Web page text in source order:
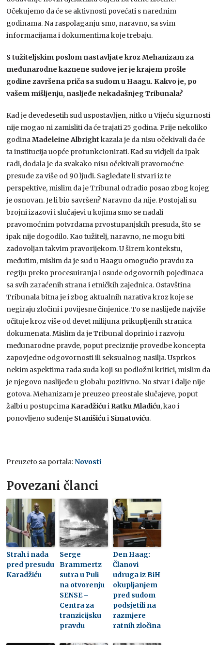
Očekujemo da će se aktivnosti povećati s narednim
godinama. Na raspolaganju smo, naravno, sa svim
informacijama i dokumentima koje trebaju.
S tužiteljskim poslom nastavljate kroz Mehanizam za
međunarodne kaznene sudove jer je krajem prošle
godine završena priča sa sudom u Haagu. Kakvo je, po
vašem mišljenju, nasljeđe nekadašnjeg Tribunala?
Kad je devedesetih sud uspostavljen, nitko u Vijeću sigurnosti
nije mogao ni zamisliti da će trajati 25 godina. Prije nekoliko
godinaMadeleine Albright kazala je da nisu očekivali da će
ta institucija uopće profunkcionirati. Kad su vidjeli da ipak
radi, dodala je da svakako nisu očekivali pravomoćne
presude za više od 90 ljudi. Sagledate li stvari iz te
perspektive, mislim da je Tribunal odradio posao zbog kojeg
je osnovan. Je li bio savršen? Naravno da nije. Postojali su
brojni izazovi i slučajevi u kojima smo se nadali
pravomoćnim potvrdama prvostupanjskih presuda, što se
ipak nije dogodilo. Kao tužitelj, naravno, ne mogu biti
zadovoljan takvim pravorijekom. U širem kontekstu,
međutim, mislim da je sud u Haagu omogućio pravdu za
regiju preko procesuiranja i osude odgovornih pojedinaca
sa svih zaraćenih strana i etničkih zajednica. Ostavština
Tribunala bitna je i zbog aktualnih narativa kroz koje se
negiraju zločini i povijesne činjenice. To se naslijeđe najviše
očituje kroz više od devet milijuna prikupljenih stranica
dokumenata. Mislim da je Tribunal doprinio i razvoju
međunarodne pravde, poput preciznije provedbe koncepta
zapovjedne odgovornosti ili seksualnog nasilja. Usprkos
nekim aspektima rada suda koji su podložni kritici, mislim da
je njegovo naslijeđe u globalu pozitivno. No stvar i dalje nije
gotova. Mehanizam je preuzeo preostale slučajeve, poput
žalbi u postupcima Karadžićui Ratku Mladiću, kao i
ponovljeno suđenje Stanišićui Simatoviću.
Preuzeto sa portala:Novosti
Povezani članci
Strah i nada
pred presudu
Karadžiću
Serge
Brammertz
sutra u Puli
na otvorenju
SENSE –
Centra za
tranzicijsku
pravdu
Den Haag:
Članovi
udruga iz BiH
okupljanjem
pred sudom
podsjetili na
razmjere
ratnih zločina